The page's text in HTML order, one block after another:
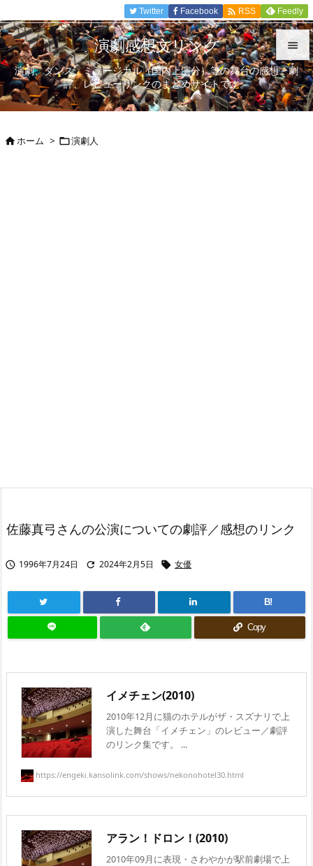


メニュ

Twitter Facebook  RSS Feedly
演劇感想文リンク
演劇、ダンス、ミュージカル（国内上演分）等の舞台の感想、劇
評、レビューリンクのまとめサイトです。
ホーム > 演劇人
佐藤真弓さんの公演についての劇評／感想のリンク
 1996年7月24日  2024年2月5日  女優
B!
Copy
イメチェン(2010)
2010年12月に猫のホテルがザ・スズナリで上
演した舞台「イメチェン」のレビュー／劇評
のリンク集です。 ...
https://engeki.kansolink.com/shows/nekonohotel30.html
アラン！ドロン！(2010)
2010年09月に表現・さわやかが駅前劇場で上